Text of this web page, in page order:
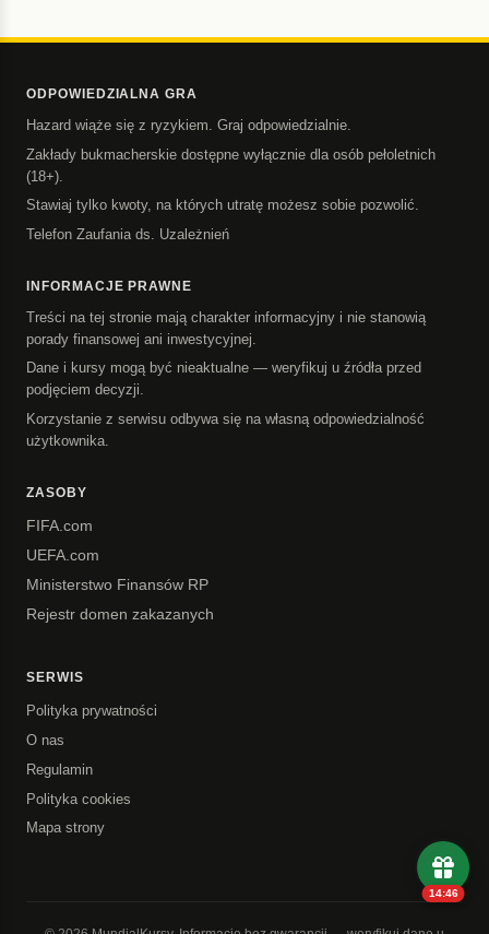
ODPOWIEDZIALNA GRA
Hazard wiąże się z ryzykiem. Graj odpowiedzialnie.
Zakłady bukmacherskie dostępne wyłącznie dla osób pełoletnich
(18+).
Stawiaj tylko kwoty, na których utratę możesz sobie pozwolić.
Telefon Zaufania ds. Uzależnień
INFORMACJE PRAWNE
Treści na tej stronie mają charakter informacyjny i nie stanowią
porady finansowej ani inwestycyjnej.
Dane i kursy mogą być nieaktualne — weryfikuj u źródła przed
podjęciem decyzji.
Korzystanie z serwisu odbywa się na własną odpowiedzialność
użytkownika.
ZASOBY
FIFA.com
UEFA.com
Ministerstwo Finansów RP
Rejestr domen zakazanych
SERWIS
Polityka prywatności
O nas
Regulamin
Polityka cookies
Mapa strony
14:45